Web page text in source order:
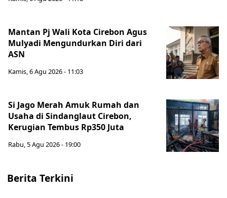
Mantan Pj Wali Kota Cirebon Agus
Mulyadi Mengundurkan Diri dari
ASN
Kamis, 6 Agu 2026 - 11:03
Si Jago Merah Amuk Rumah dan
Usaha di Sindanglaut Cirebon,
Kerugian Tembus Rp350 Juta
Rabu, 5 Agu 2026 - 19:00
Berita Terkini